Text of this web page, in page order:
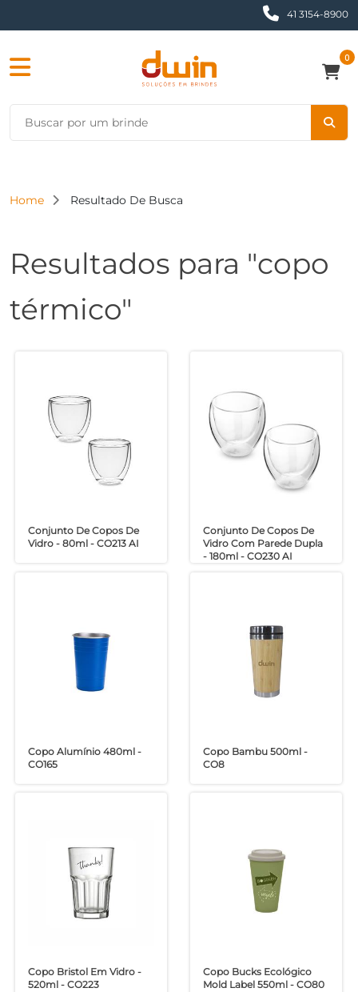
41 3154-8900
0
Home Resultado De Busca
Resultados para "copo
térmico"
Conjunto De Copos De
Vidro - 80ml - CO213 AI
Conjunto De Copos De
Vidro Com Parede Dupla
- 180ml - CO230 AI
Copo Alumínio 480ml -
CO165
Copo Bambu 500ml -
CO8
Copo Bristol Em Vidro -
520ml - CO223
Copo Bucks Ecológico
Mold Label 550ml - CO80